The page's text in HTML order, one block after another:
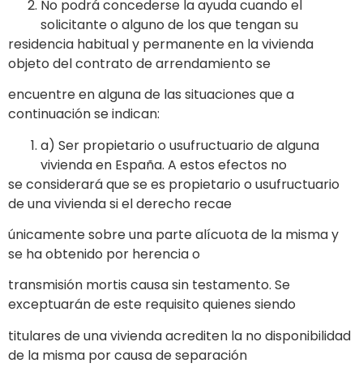
No podrá concederse la ayuda cuando el
solicitante o alguno de los que tengan su
residencia habitual y permanente en la vivienda
objeto del contrato de arrendamiento se
encuentre en alguna de las situaciones que a
continuación se indican:
a) Ser propietario o usufructuario de alguna
vivienda en España. A estos efectos no
se considerará que se es propietario o usufructuario
de una vivienda si el derecho recae
únicamente sobre una parte alícuota de la misma y
se ha obtenido por herencia o
transmisión mortis causa sin testamento. Se
exceptuarán de este requisito quienes siendo
titulares de una vivienda acrediten la no disponibilidad
de la misma por causa de separación